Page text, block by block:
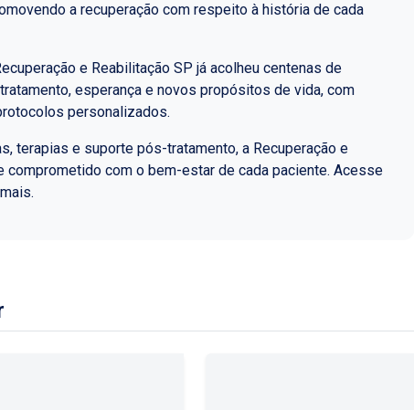
a recuperação com respeito à história de cada
e Reabilitação SP já acolheu centenas de
esperança e novos propósitos de vida, com
personalizados.
terapias e suporte pós-tratamento, a Recuperação e
comprometido com o bem-estar de cada paciente. Acesse